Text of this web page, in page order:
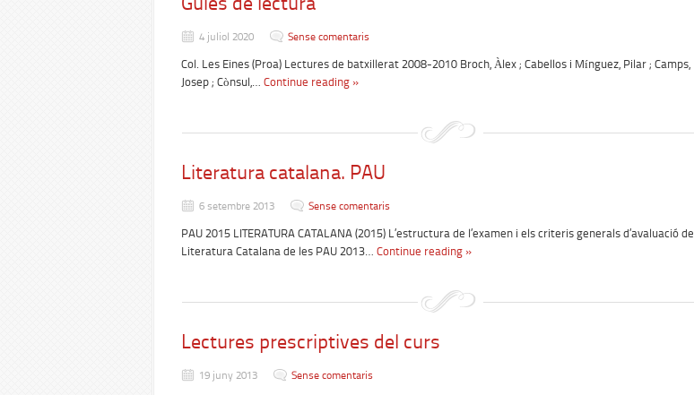
4 juliol 2020 Sense comentaris
Col. Les Eines (Proa) Lectures de batxillerat 2008-2010 Broch, Àlex ; Cabellos i Mínguez, Pilar ; Camps,
Josep ; Cònsul,… Continue reading »
Literatura catalana. PAU
6 setembre 2013 Sense comentaris
PAU 2015 LITERATURA CATALANA (2015) L’estructura de l’examen i els criteris generals d’avaluació de
Literatura Catalana de les PAU 2013… Continue reading »
Lectures prescriptives del curs
19 juny 2013 Sense comentaris